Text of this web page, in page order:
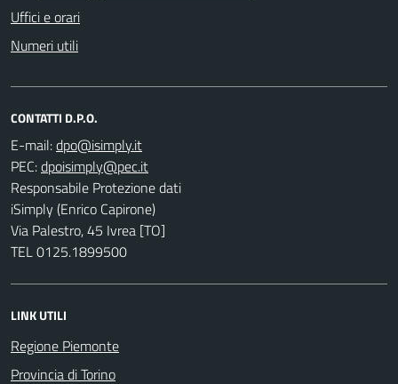
Uffici e orari
Numeri utili
CONTATTI D.P.O.
E-mail:
PEC:
Responsabile Protezione dati
iSimply (Enrico Capirone)
Via Palestro, 45 Ivrea [TO]
TEL 0125.1899500
LINK UTILI
Regione Piemonte
Provincia di Torino